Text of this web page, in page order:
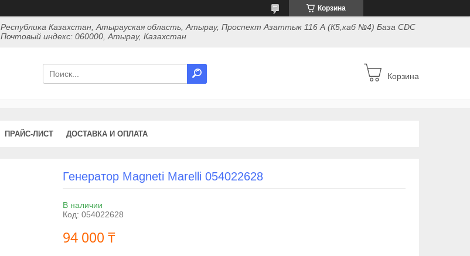
Корзина
Республика Казахстан, Атырауская область, Атырау, Проспект Азаттык 116 А (К5,каб №4) База CDC
Почтовый индекс: 060000, Атырау, Казахстан
Корзина
ПРАЙС-ЛИСТ ДОСТАВКА И ОПЛАТА
Генератор Magneti Marelli 054022628
В наличии
Код: 054022628
94 000 ₸